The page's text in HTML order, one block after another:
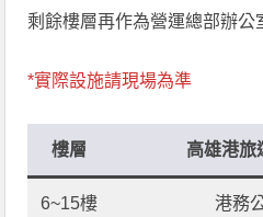
剩餘樓層再作為營運總部辦公
*實際設施請現場為準
樓層 高雄港旅
6~15樓 港務